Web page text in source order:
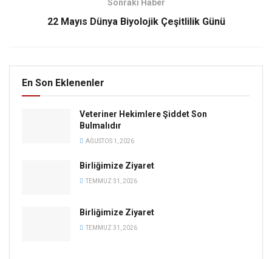
Sonraki Haber
22 Mayıs Dünya Biyolojik Çeşitlilik Günü
En Son Eklenenler
Veteriner Hekimlere Şiddet Son
Bulmalıdır
AĞUSTOS 1, 2026
Birliğimize Ziyaret
TEMMUZ 31, 2026
Birliğimize Ziyaret
TEMMUZ 31, 2026